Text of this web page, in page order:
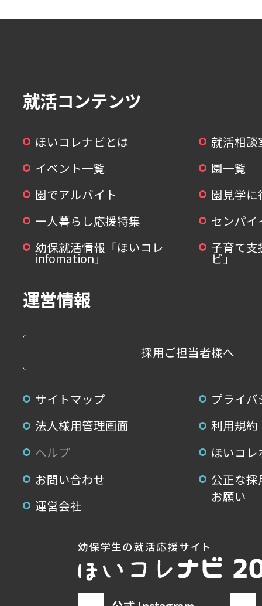
就活コンテンツ
ほいコレナビとは
就活相談
イベント一覧
園一覧
園でアルバイト
園見学
一人暮らし応援特集
センパ
幼保就活情報「ほいコレ
infomation」
子育て支
ビ」
運営情報
採用ご担当者様へ
サイトマップ
プライ
法人様用管理画面
利用規約
ヘルプ
ほいコ
お問い合わせ
公正な
お願い
運営会社